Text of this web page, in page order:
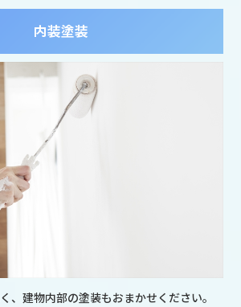
内装塗装
、建物内部の塗装もおまかせください。